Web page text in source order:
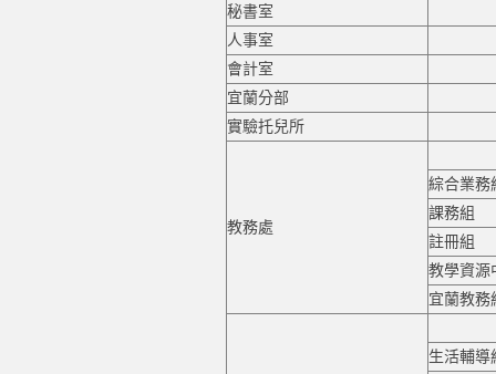
秘書室
人事室
會計室
宜蘭分部
實驗托兒所
教務處
綜合業務
課務組
註冊組
教學資源
宜蘭教務
生活輔導